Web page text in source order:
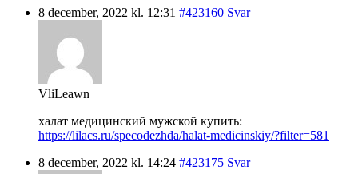
8 december, 2022 kl. 12:31 #423160 Svar
VliLeawn
халат медицинский мужской купить:
https://lilacs.ru/specodezhda/halat-medicinskiy/?filter=581
8 december, 2022 kl. 14:24 #423175 Svar